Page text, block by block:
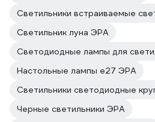
Светильник луна ЭРА
Светодиодные лампы для
Настольные лампы e27 ЭРА
Светильники светодиодные
Черные светильники ЭРА